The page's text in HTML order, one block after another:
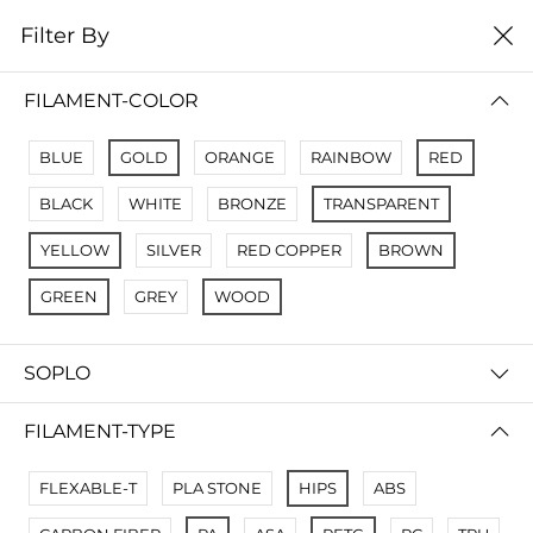
0
No Results
Not Found Filters1
Not Found Filters2
Filter By
FILAMENT-COLOR
BLUE GOLD ORANGE RAINBOW RED
BLACK WHITE BRONZE TRANSPARENT
YELLOW SILVER RED COPPER BROWN
GREEN GREY WOOD
SOPLO
FILAMENT-TYPE
FLEXABLE-T PLA STONE HIPS ABS